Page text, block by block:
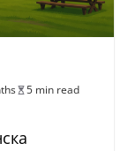
5 min read